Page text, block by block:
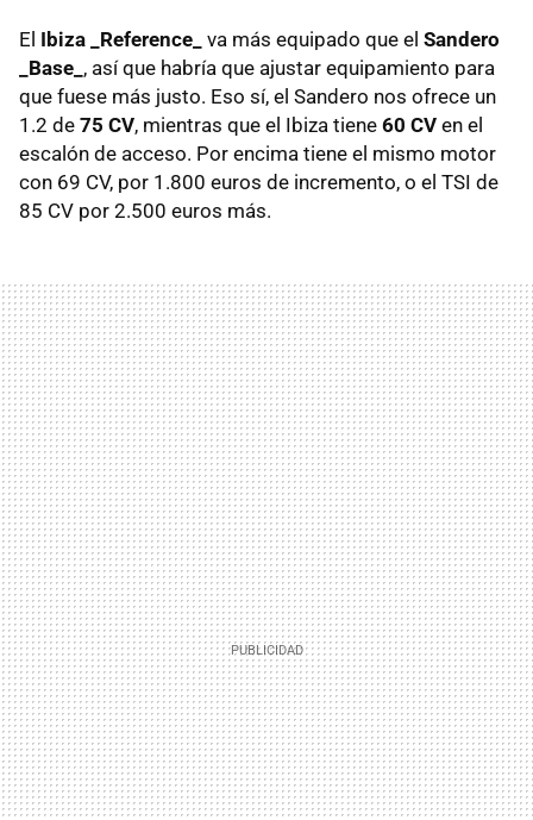
El Ibiza _Reference_ va más equipado que el Sandero
_Base_ , así que habría que ajustar equipamiento para
que fuese más justo. Eso sí, el Sandero nos ofrece un
1.2 de 75 CV, mientras que el Ibiza tiene 60 CV en el
escalón de acceso. Por encima tiene el mismo motor
con 69 CV, por 1.800 euros de incremento, o el TSI de
85 CV por 2.500 euros más.